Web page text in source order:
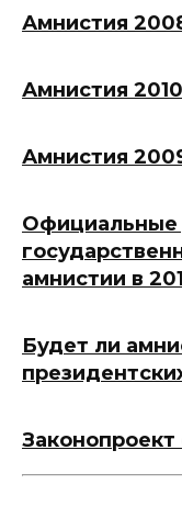
Амнистия
Амнистия 2010
Амнистия
Официальные
амнистии в
Будет ли